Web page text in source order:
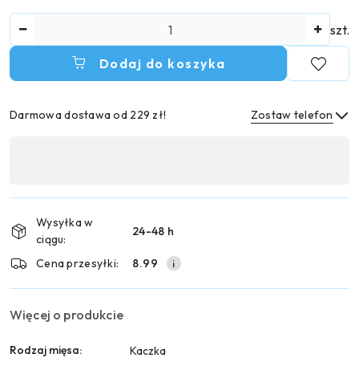
szt.
Dodaj do koszyka
Darmowa dostawa od 229 zł! Zostaw telefon
płatność
dostawa
Wysyłka w
ciągu:
24-48 h
Cena przesyłki: 8.99
Więcej o produkcie
Rodzaj mięsa:
Kaczka